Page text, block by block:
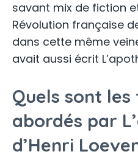
savant mix de fiction
Révolution française
dans cette même
avait aussi écrit
Quels sont les
abordés par
d’Henri